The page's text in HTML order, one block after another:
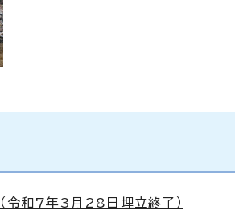
令和7年3月28日埋立終了）